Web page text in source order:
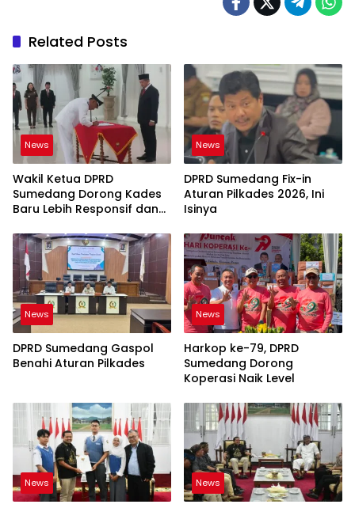
Related Posts
News
Wakil Ketua DPRD
Sumedang Dorong Kades
Baru Lebih Responsif dan
News
DPRD Sumedang Fix-in
Aturan Pilkades 2026, Ini
Isinya
News
DPRD Sumedang Gaspol
Benahi Aturan Pilkades
News
Harkop ke-79, DPRD
Sumedang Dorong
Koperasi Naik Level
News News